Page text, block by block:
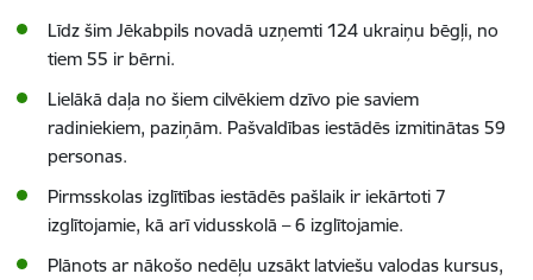
Līdz šim Jēkabpils novadā uzņemti 124 ukraiņu bēgļi, no
tiem 55 ir bērni.
Lielākā daļa no šiem cilvēkiem dzīvo pie saviem
radiniekiem, paziņām. Pašvaldības iestādēs izmitinātas 59
personas.
Pirmsskolas izglītības iestādēs pašlaik ir iekārtoti 7
izglītojamie, kā arī vidusskolā – 6 izglītojamie.
Plānots ar nākošo nedēļu uzsākt latviešu valodas kursus,